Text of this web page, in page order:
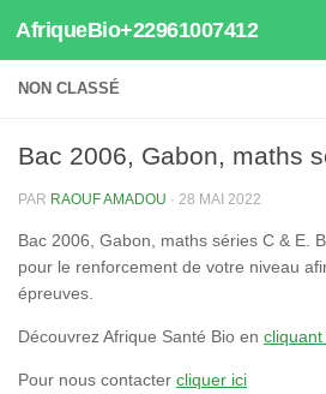
Au dessous du contenu
AfriqueBio+22961007412
NON CLASSÉ
Bac 2006, Gabon, maths
PAR RAOUF AMADOU · 28 MAI 2022
Bac 2006, Gabon, maths séries C & E.
pour le renforcement de votre niveau
épreuves.
Découvrez Afrique Santé Bio en cliquant
Pour nous contacter cliquer ici